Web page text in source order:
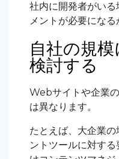
社内に開発者がい
メントが必要になる
自社の規
検討する
Webサイトや企業
は異なります。
たとえば、大企業
ントツールに対す